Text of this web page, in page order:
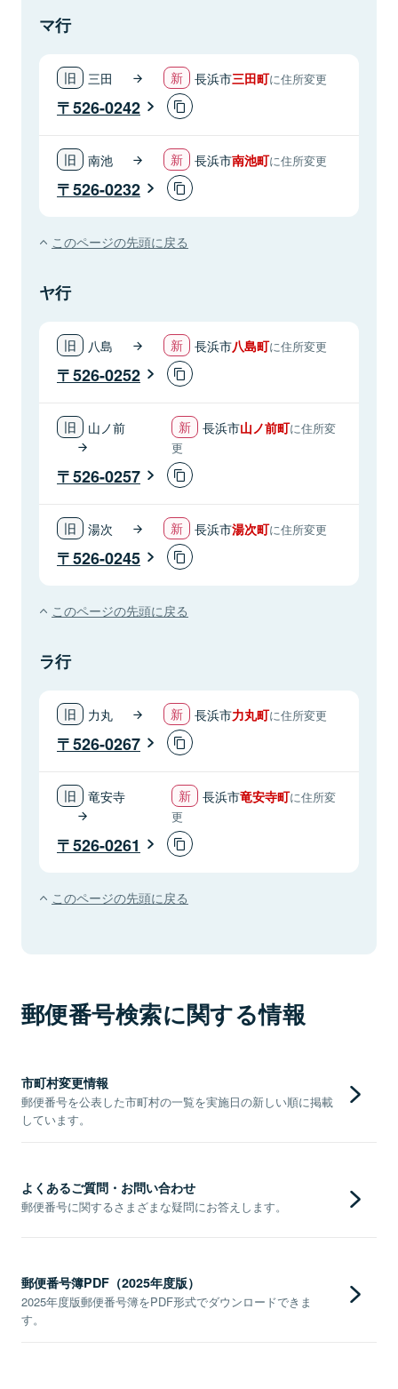
マ行
三田 長浜市三田町に住所変更
526-0242
南池 長浜市南池町に住所変更
526-0232
このページの先頭に戻る
ヤ行
八島 長浜市八島町に住所変更
526-0252
山ノ前 長浜市山ノ前町に住所変
更
526-0257
湯次 長浜市湯次町に住所変更
526-0245
このページの先頭に戻る
ラ行
力丸 長浜市力丸町に住所変更
526-0267
竜安寺 長浜市竜安寺町に住所変
更
526-0261
このページの先頭に戻る
郵便番号検索に関する情報
市町村変更情報
郵便番号を公表した市町村の一覧を実施日の新しい順に掲載
しています。
よくあるご質問・お問い合わせ
郵便番号に関するさまざまな疑問にお答えします。
郵便番号簿PDF（2025年度版）
2025年度版郵便番号簿をPDF形式でダウンロードできま
す。